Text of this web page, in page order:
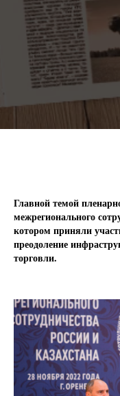
Главной темой
межрегионального
котором приняли
преодоление
торговли.